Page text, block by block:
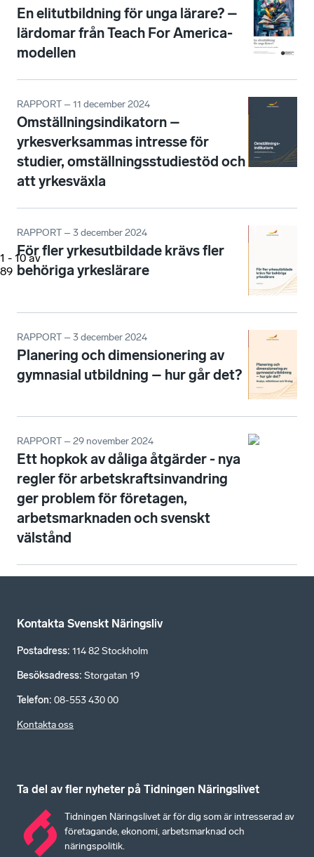
1 - 10 av
89
En elitutbildning för unga lärare? –
lärdomar från Teach For America-
modellen
RAPPORT – 11 december 2024
Omställningsindikatorn –
yrkesverksammas intresse för
studier, omställningsstudiestöd och
att yrkesväxla
RAPPORT – 3 december 2024
För fler yrkesutbildade krävs fler
behöriga yrkeslärare
RAPPORT – 3 december 2024
Planering och dimensionering av
gymnasial utbildning – hur går det?
RAPPORT – 29 november 2024
Ett hopkok av dåliga åtgärder - nya
regler för arbetskraftsinvandring
ger problem för företagen,
arbetsmarknaden och svenskt
välstånd
Kontakta Svenskt Näringsliv
Postadress: 114 82 Stockholm
Besöksadress: Storgatan 19
Telefon: 08-553 430 00
Kontakta oss
Ta del av fler nyheter på Tidningen Näringslivet
Tidningen Näringslivet är för dig som är intresserad av
företagande, ekonomi, arbetsmarknad och
näringspolitik.